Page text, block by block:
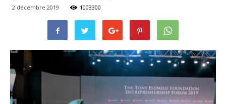
2 décembre 2019 1003300